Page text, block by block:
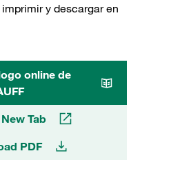
y descargar en
online de
Tab
PDF